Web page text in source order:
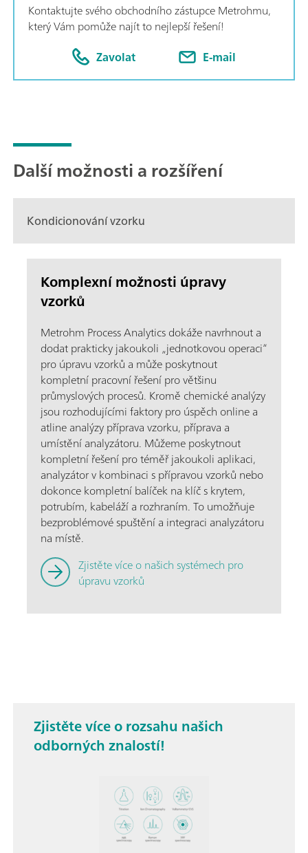
Kontaktujte svého obchodního zástupce Metrohmu,
který Vám pomůže najít to nejlepší řešení!
Zavolat
E-mail
Další možnosti a rozšíření
Kondicionování vzorku
Komplexní možnosti úpravy
vzorků
Metrohm Process Analytics dokáže navrhnout a
dodat prakticky jakoukoli „jednotkovou operaci“
pro úpravu vzorků a může poskytnout
kompletní pracovní řešení pro většinu
průmyslových procesů. Kromě chemické analýzy
jsou rozhodujícími faktory pro úspěch online a
atline analýzy příprava vzorku, příprava a
umístění analyzátoru. Můžeme poskytnout
kompletní řešení pro téměř jakoukoli aplikaci,
analyzátor v kombinaci s přípravou vzorků nebo
dokonce kompletní balíček na klíč s krytem,
potrubím, kabeláží a rozhraním. To umožňuje
bezproblémové spuštění a integraci analyzátoru
na místě.
Zjistěte více o našich systémech pro
úpravu vzorků
Zjistěte více o rozsahu našich
odborných znalostí!